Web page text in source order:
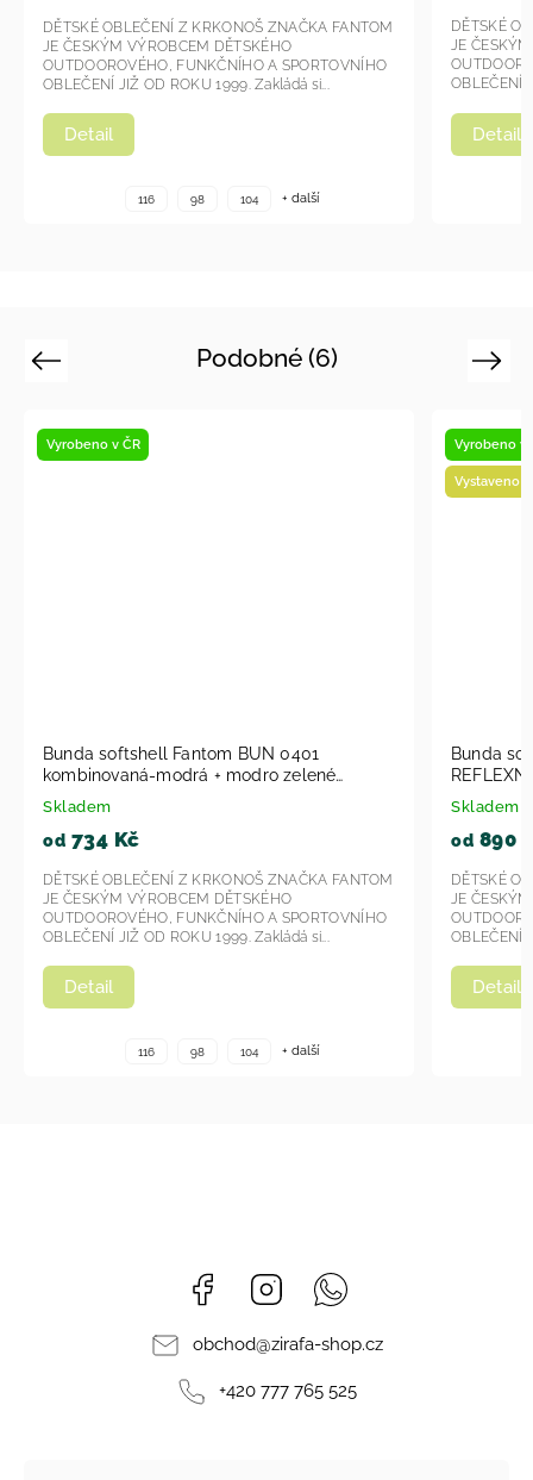
DĚTSKÉ OBLEČENÍ Z KRKONOŠ ZNAČKA FANTOM
JE ČESKÝM VÝROBCEM DĚTSKÉHO
OUTDOOROVÉHO, FUNKČNÍHO A SPORTOVNÍHO
OBLEČENÍ JIŽ OD ROKU 1999. Zakládá si...
98 104
Podobné (6)
Previous
0401
ZNAČKA FANTOM
A SPORTOVNÍHO
si...
Bunda softshell Fantom ČERNÁ S
REFLEXNÍM POTISKEM MASKÁČ A
MEMBRÁNOU 30000/15000 BUN 1204
DĚTSKÉ OBLEČENÍ Z KRKONOŠ ZNAČKA
JE ČESKÝM VÝROBCEM DĚTSKÉHO
OUTDOOROVÉHO, FUNKČNÍHO A
OBLEČENÍ JIŽ OD ROKU 1999. Zakládá si...
116
Next
Facebook Instagram
obchod@zirafa-shop.cz
+420 777 765 525